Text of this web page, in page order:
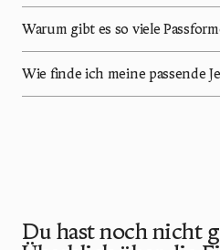
Warum gibt es so viele
Wie finde ich meine passende
Du hast noch nicht